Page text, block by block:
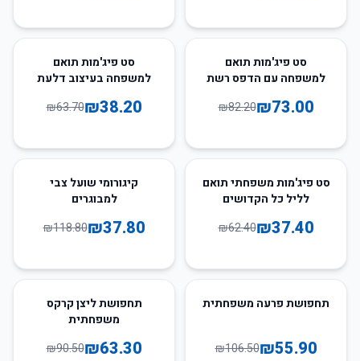
סט פיג'מות תואם
למשפחה עם הדפס רשת
₪73.00
₪82.20
סט פיג'מות תואם
למשפחה בעיצוב דלעת
₪38.20
₪63.70
40%סט פיג'מות משפחתי תואם
לליל כל הקדושים
₪37.40
₪62.40
קיגורומי שועל צבי
למבוגרים
₪37.80
₪118.80
48%תחפושת פרעה משפחתית
₪55.90
₪106.50
תחפושת ליצן קרקס
משפחתית
₪63.30
₪90.50